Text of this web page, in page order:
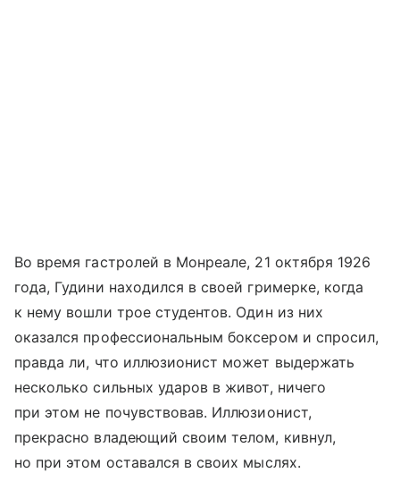
Во время гастролей в Монреале, 21 октября 1926
года, Гудини находился в своей гримерке, когда
к нему вошли трое студентов. Один из них
оказался профессиональным боксером и спросил,
правда ли, что иллюзионист может выдержать
несколько сильных ударов в живот, ничего
при этом не почувствовав. Иллюзионист,
прекрасно владеющий своим телом, кивнул,
но при этом оставался в своих мыслях.